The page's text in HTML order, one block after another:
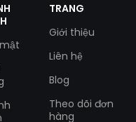
TRANG
Giới thiệu
Liên hệ
Blog
Theo dõi đơn
hàng